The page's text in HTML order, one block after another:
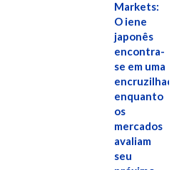
Markets:
O iene
japonês
encontra-
se em uma
encruzilhada
enquanto
os
mercados
avaliam
seu